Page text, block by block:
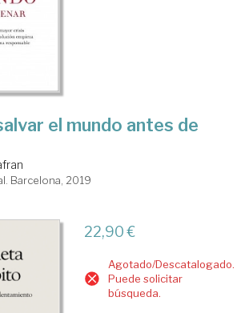
el mundo antes de
Barcelona, 2019
22,90 €
Agotado/Descatalogado.
Puede solicitar
búsqueda.